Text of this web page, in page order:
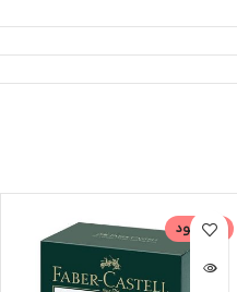
ناموجود